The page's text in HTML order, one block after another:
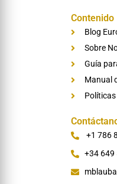
Contenido
Blog
Sobre
Guía
Manual
Políticas
‪+1 786
+34 649